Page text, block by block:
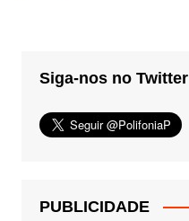
Siga-nos no Twitter
PUBLICIDADE